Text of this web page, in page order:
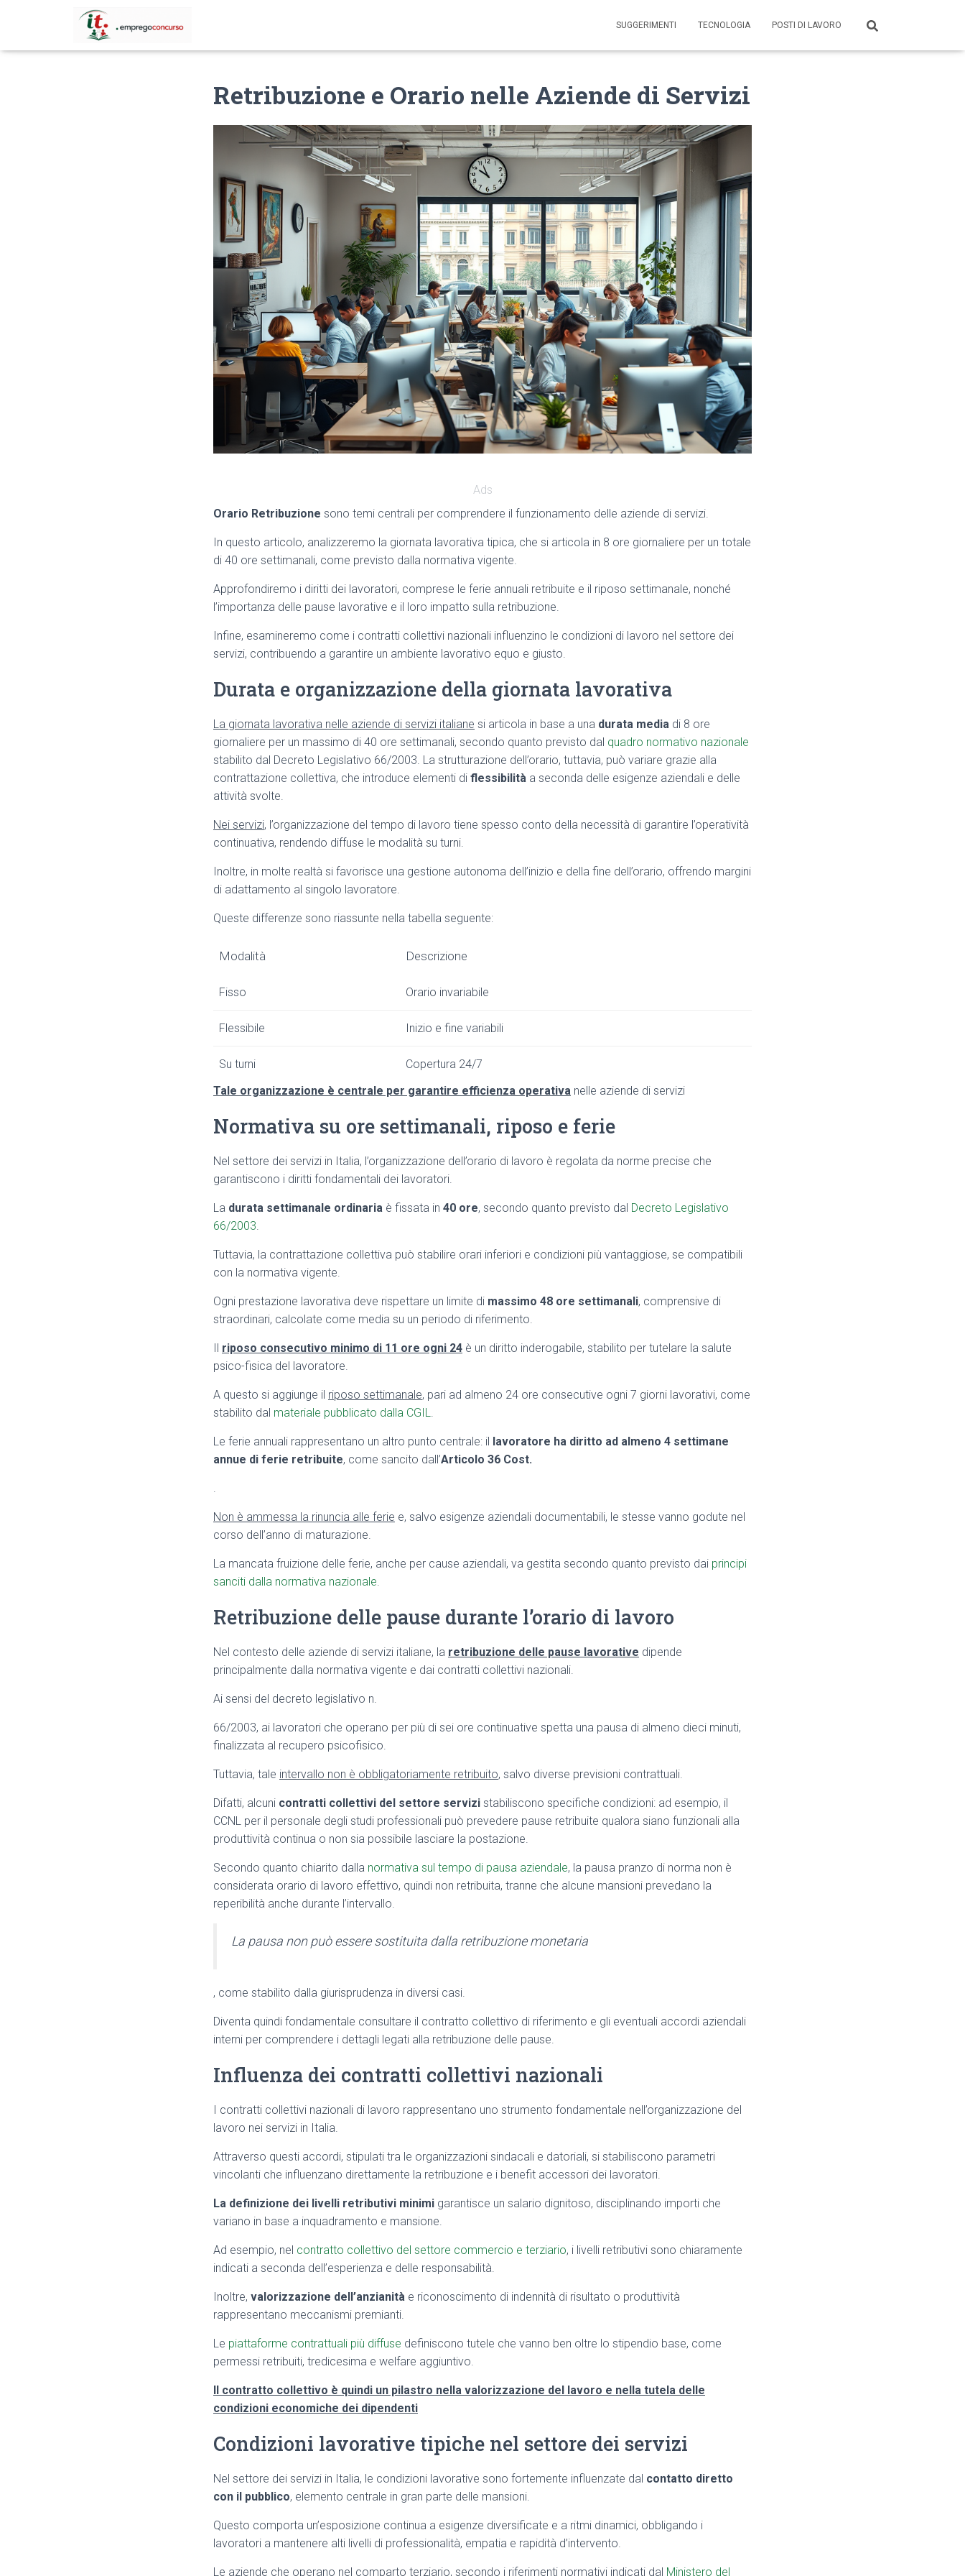
SUGGERIMENTI TECNOLOGIA POSTI DI LAVORO
Retribuzione e Orario nelle Aziende di Servizi
Ads
Orario Retribuzione sono temi centrali per comprendere il funzionamento delle aziende di servizi.
In questo articolo, analizzeremo la giornata lavorativa tipica, che si articola in 8 ore giornaliere per un totale
di 40 ore settimanali, come previsto dalla normativa vigente.
Approfondiremo i diritti dei lavoratori, comprese le ferie annuali retribuite e il riposo settimanale, nonché
l’importanza delle pause lavorative e il loro impatto sulla retribuzione.
Infine, esamineremo come i contratti collettivi nazionali influenzino le condizioni di lavoro nel settore dei
servizi, contribuendo a garantire un ambiente lavorativo equo e giusto.
Durata e organizzazione della giornata lavorativa
La giornata lavorativa nelle aziende di servizi italiane si articola in base a una durata media di 8 ore
giornaliere per un massimo di 40 ore settimanali, secondo quanto previsto dal quadro normativo nazionale
stabilito dal Decreto Legislativo 66/2003. La strutturazione dell’orario, tuttavia, può variare grazie alla
contrattazione collettiva, che introduce elementi di flessibilità a seconda delle esigenze aziendali e delle
attività svolte.
Nei servizi, l’organizzazione del tempo di lavoro tiene spesso conto della necessità di garantire l’operatività
continuativa, rendendo diffuse le modalità su turni.
Inoltre, in molte realtà si favorisce una gestione autonoma dell’inizio e della fine dell’orario, offrendo margini
di adattamento al singolo lavoratore.
Queste differenze sono riassunte nella tabella seguente:
Modalità Descrizione
Fisso Orario invariabile
Flessibile Inizio e fine variabili
Su turni
Copertura 24/7
Tale organizzazione è centrale per garantire efficienza operativa nelle aziende di servizi
Normativa su ore settimanali, riposo e ferie
Nel settore dei servizi in Italia, l’organizzazione dell’orario di lavoro è regolata da norme precise che
garantiscono i diritti fondamentali dei lavoratori.
La durata settimanale ordinaria è fissata in 40 ore, secondo quanto previsto dal Decreto Legislativo
66/2003.
Tuttavia, la contrattazione collettiva può stabilire orari inferiori e condizioni più vantaggiose, se compatibili
con la normativa vigente.
Ogni prestazione lavorativa deve rispettare un limite di massimo 48 ore settimanali, comprensive di
straordinari, calcolate come media su un periodo di riferimento.
Il riposo consecutivo minimo di 11 ore ogni 24 è un diritto inderogabile, stabilito per tutelare la salute
psico-fisica del lavoratore.
A questo si aggiunge il riposo settimanale, pari ad almeno 24 ore consecutive ogni 7 giorni lavorativi, come
stabilito dal materiale pubblicato dalla CGIL.
Le ferie annuali rappresentano un altro punto centrale: il lavoratore ha diritto ad almeno 4 settimane
annue di ferie retribuite, come sancito dall’Articolo 36 Cost.
.
Non è ammessa la rinuncia alle ferie e, salvo esigenze aziendali documentabili, le stesse vanno godute nel
corso dell’anno di maturazione.
La mancata fruizione delle ferie, anche per cause aziendali, va gestita secondo quanto previsto dai principi
sanciti dalla normativa nazionale.
Retribuzione delle pause durante l’orario di lavoro
Nel contesto delle aziende di servizi italiane, la retribuzione delle pause lavorative dipende
principalmente dalla normativa vigente e dai contratti collettivi nazionali.
Ai sensi del decreto legislativo n.
66/2003, ai lavoratori che operano per più di sei ore continuative spetta una pausa di almeno dieci minuti,
finalizzata al recupero psicofisico.
Tuttavia, tale intervallo non è obbligatoriamente retribuito, salvo diverse previsioni contrattuali.
Difatti, alcuni contratti collettivi del settore servizi stabiliscono specifiche condizioni: ad esempio, il
CCNL per il personale degli studi professionali può prevedere pause retribuite qualora siano funzionali alla
produttività continua o non sia possibile lasciare la postazione.
Secondo quanto chiarito dalla normativa sul tempo di pausa aziendale, la pausa pranzo di norma non è
considerata orario di lavoro effettivo, quindi non retribuita, tranne che alcune mansioni prevedano la
reperibilità anche durante l’intervallo.
La pausa non può essere sostituita dalla retribuzione monetaria
, come stabilito dalla giurisprudenza in diversi casi.
Diventa quindi fondamentale consultare il contratto collettivo di riferimento e gli eventuali accordi aziendali
interni per comprendere i dettagli legati alla retribuzione delle pause.
Influenza dei contratti collettivi nazionali
I contratti collettivi nazionali di lavoro rappresentano uno strumento fondamentale nell’organizzazione del
lavoro nei servizi in Italia.
Attraverso questi accordi, stipulati tra le organizzazioni sindacali e datoriali, si stabiliscono parametri
vincolanti che influenzano direttamente la retribuzione e i benefit accessori dei lavoratori.
La definizione dei livelli retributivi minimi garantisce un salario dignitoso, disciplinando importi che
variano in base a inquadramento e mansione.
Ad esempio, nel contratto collettivo del settore commercio e terziario, i livelli retributivi sono chiaramente
indicati a seconda dell’esperienza e delle responsabilità.
Inoltre, valorizzazione dell’anzianità e riconoscimento di indennità di risultato o produttività
rappresentano meccanismi premianti.
Le piattaforme contrattuali più diffuse definiscono tutele che vanno ben oltre lo stipendio base, come
permessi retribuiti, tredicesima e welfare aggiuntivo.
Il contratto collettivo è quindi un pilastro nella valorizzazione del lavoro e nella tutela delle
condizioni economiche dei dipendenti
Condizioni lavorative tipiche nel settore dei servizi
Nel settore dei servizi in Italia, le condizioni lavorative sono fortemente influenzate dal contatto diretto
con il pubblico, elemento centrale in gran parte delle mansioni.
Questo comporta un’esposizione continua a esigenze diversificate e a ritmi dinamici, obbligando i
lavoratori a mantenere alti livelli di professionalità, empatia e rapidità d’intervento.
Le aziende che operano nel comparto terziario, secondo i riferimenti normativi indicati dal Ministero del